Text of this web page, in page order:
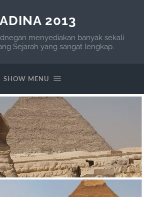
2013
menyediakan banyak sekali
Sejarah yang sangat lengkap.
SHOW MENU